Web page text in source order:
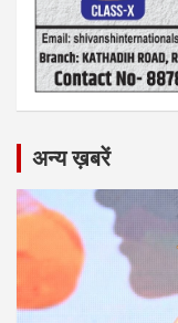
अन्य ख़बरें